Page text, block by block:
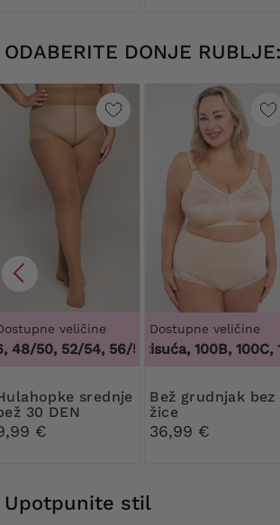
ODABERITE DONJE RUBLJE:
veličine
50, 52/54, 56/58, 60/62, 44/46, 48/
30 DEN
€
Dostupne veličine
100 tisuća, 100B, 100C,
Bež grudnjak bez
žice
36,99 €
Upotpunite stil